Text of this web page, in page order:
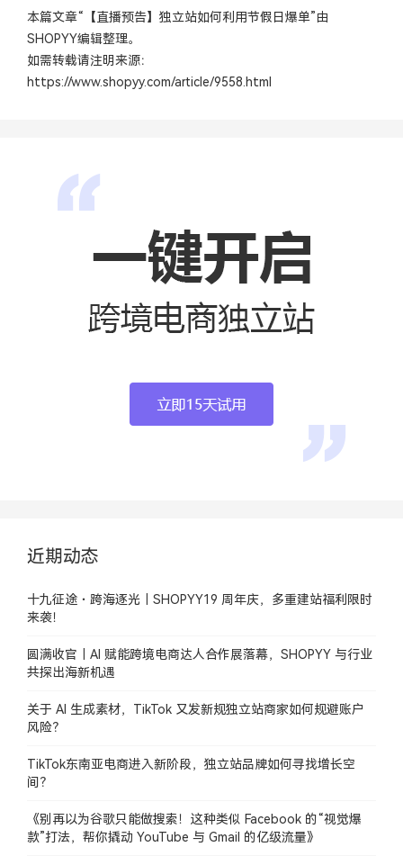
本篇文章“【直播预告】独立站如何利用节假日爆单”由
SHOPYY编辑整理。
如需转载请注明来源：
https://www.shopyy.com/article/9558.html
近期动态
十九征途・跨海逐光｜SHOPYY19 周年庆，多重建站福利限时
来袭！
圆满收官｜AI 赋能跨境电商达人合作展落幕，SHOPYY 与行业
共探出海新机遇
关于 AI 生成素材，TikTok 又发新规独立站商家如何规避账户
风险？
TikTok东南亚电商进入新阶段，独立站品牌如何寻找增长空
间？
《别再以为谷歌只能做搜索！这种类似 Facebook 的“视觉爆
款”打法，帮你撬动 YouTube 与 Gmail 的亿级流量》